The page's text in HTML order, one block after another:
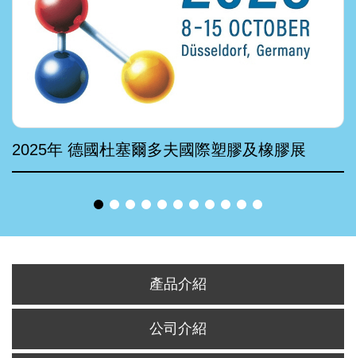
2025年 德國杜塞爾多夫國際塑膠及橡膠展
產品介紹
公司介紹